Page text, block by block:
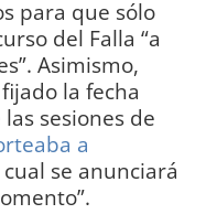
para que sólo
del Falla “a
Asimismo,
la fecha
sesiones de
a
cual se anunciará